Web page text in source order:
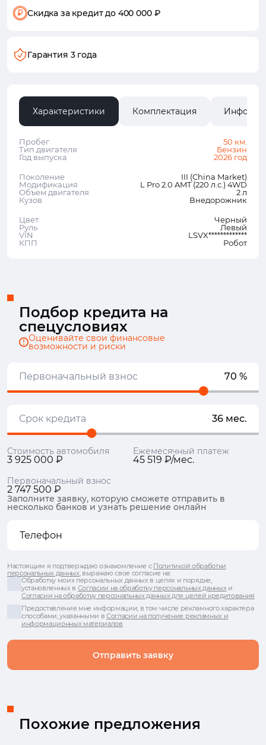
Скидка за кредитдо 400 000 ₽
Гарантия 3 года
Характеристики Комплектация
Пробег
50 км.
Тип двигателя
Бензин
Год выпуска
2026 год
Поколение
III (China Market)
Модификация
L Pro 2.0 AMT (220 л.с.) 4WD
Объем двигателя
2 л
Кузов
Внедорожник
Цвет
Черный
Руль
Левый
VIN
LSVX*************
КПП
Робот
Подбор кредита на
спецусловиях
Оценивайте свои финансовые
возможности и риски
Первоначальный взнос 70 %
Срок кредита 36 мес.
Стоимость автомобиля
3 925 000 ₽
Ежемесячный платеж
45 519 ₽/мес.
Первоначальный взнос
2 747 500 ₽
Заполните заявку, которую сможете отправить в
несколько банков и узнать решение онлайн
Отправить заявку
Настоящим я подтверждаю ознакомление с Политикой обработки
персональных данных, выражаю свое согласие на:
Обработку моих персональных данных в целях и порядке,
установленных в Согласии на обработку персональных данныхи
Согласии на обработку персональных данных для целей кредитования
Предоставление мне информации, в том числе рекламного характера
способами, указанными вСогласии на получение рекламных и
информационных материалов
Похожие предложения